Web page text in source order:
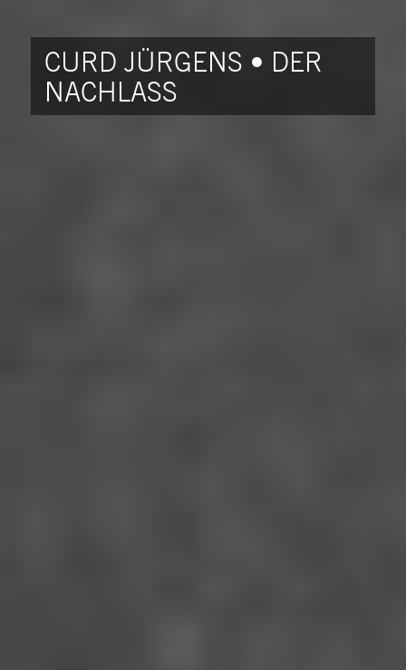
CURD JÜRGENS • DER
NACHLASS